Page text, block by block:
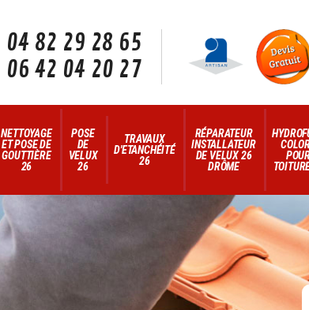
04 82 29 28 65
06 42 04 20 27
NETTOYAGE
ET POSE DE
GOUTTIÈRE
26
POSE
DE
VELUX
26
TRAVAUX
D'ETANCHÉITÉ
26
RÉPARATEUR
INSTALLATEUR
DE VELUX 26
DRÔME